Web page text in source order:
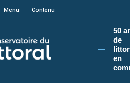
le site du Conservatoire du littoral, vous
Menu Contenu
50
de
en